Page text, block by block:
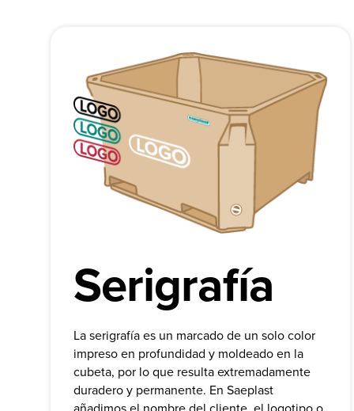
Serigrafía
La serigrafía es un marcado de un solo color
impreso en profundidad y moldeado en la
cubeta, por lo que resulta extremadamente
duradero y permanente. En Saeplast